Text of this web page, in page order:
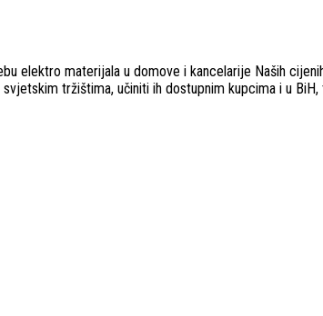
elektro materijala u domove i kancelarije Naših
tržištima, učiniti ih dostupnim kupcima i u